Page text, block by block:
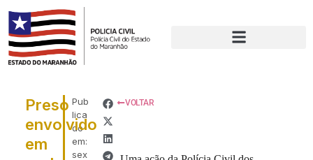
Pub
lica
do
em:
sex
Preso
envolvido
em
VOLTAR